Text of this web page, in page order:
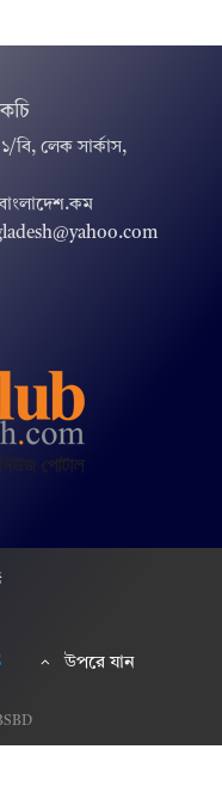
বি, লেক সার্কাস,
বাংলাদেশ.কম
উপরে যান